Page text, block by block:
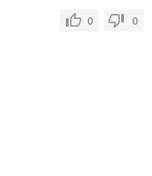
0 0